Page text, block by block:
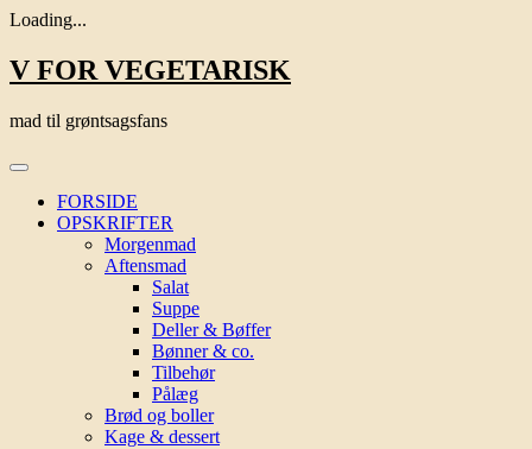
Loading...
Skip
to
V FOR VEGETARISK
mad til grøntsagsfans
FORSIDE
OPSKRIFTER
Morgenmad
Aftensmad
Salat
Suppe
Deller & Bøffer
Bønner & co.
Tilbehør
Pålæg
Brød og boller
Kage & dessert